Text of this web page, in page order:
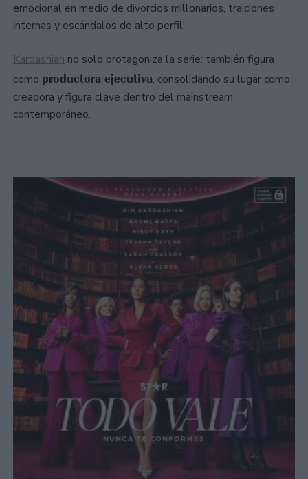
emocional en medio de divorcios millonarios, traiciones
internas y escándalos de alto perfil.
Kardashian no solo protagoniza la serie: también figura
como productora ejecutiva, consolidando su lugar como
creadora y figura clave dentro del mainstream
contemporáneo.